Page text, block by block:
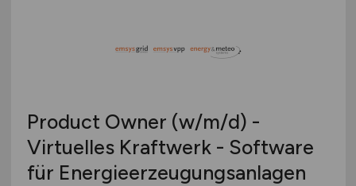
Product Owner (w/m/d) -
Virtuelles Kraftwerk - Software
für Energieerzeugungsanlagen